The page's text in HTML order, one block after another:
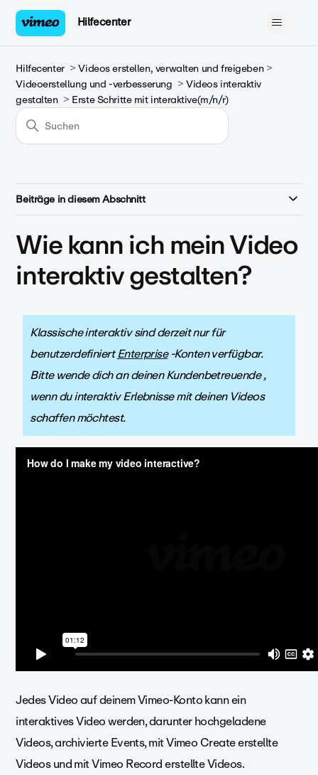
Hilfecenter
Hilfecenter
Videos erstellen, verwalten und freigeben
Videoerstellung und -verbesserung
Videos interaktiv
gestalten
Erste Schritte mit interaktive(m/n/r)
Beiträge in diesem Abschnitt
Wie kann ich mein Video
interaktiv gestalten?
Klassische interaktiv sind derzeit nur für
benutzerdefiniertEnterprise-Konten verfügbar.
Bitte wende dich an deinen Kundenbetreuende ,
wenn du interaktiv Erlebnisse mit deinen Videos
schaffen möchtest.
Jedes Video auf deinem Vimeo-Konto kann ein
interaktives Video werden, darunter hochgeladene
Videos, archivierte Events, mit Vimeo Create erstellte
Videos und mit Vimeo Record erstellte Videos.